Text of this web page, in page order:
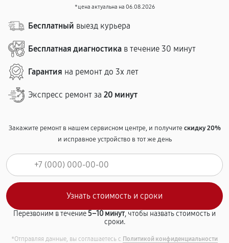
*цена актуальна на 06.08.2026
Бесплатный выезд курьера
Бесплатная диагностика в течение 30 минут
Гарантия на ремонт до 3х лет
Экспресс ремонт за 20 минут
Закажите ремонт в нашем сервисном центре, и получитескидку 20%
и исправное устройство в тот же день
Перезвоним в течение5–10 минут, чтобы назвать стоимость и
сроки.
*Отправляя данные, вы соглашаетесь с Политикой конфиденциальности